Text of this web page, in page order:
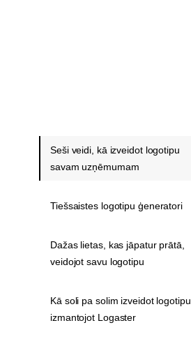
Seši veidi, kā izveidot logotipu
savam uzņēmumam
Tiešsaistes logotipu ģeneratori
Dažas lietas, kas jāpatur prātā,
veidojot savu logotipu
Kā soli pa solim izveidot logotipu,
izmantojot Logaster